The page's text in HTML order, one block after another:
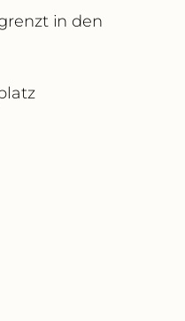
in den